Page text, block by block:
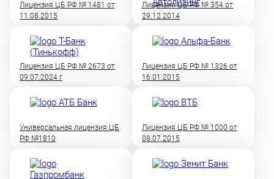
Лицензия ЦБ РФ № 1481 от
11.08.2015
Лицензия ЦБ РФ № 354 от
29.12.2014
Лицензия ЦБ РФ № 2673 от
09.07.2024 г
Лицензия ЦБ РФ № 1326 от
16.01.2015
Универсальная лицензия ЦБ
РФ №1810
Лицензия ЦБ РФ № 1000 от
08.07.2015